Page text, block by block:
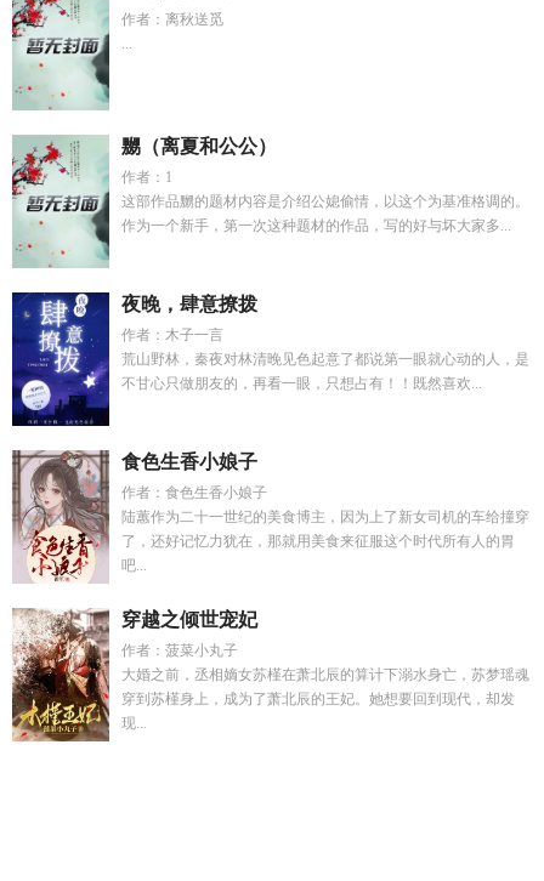
作者：离秋送觅
...
嬲（离夏和公公）
作者：1
这部作品嬲的题材内容是介绍公媳偷情，以这个为基准格调的。
作为一个新手，第一次这种题材的作品，写的好与坏大家多...
夜晚，肆意撩拨
作者：木子一言
荒山野林，秦夜对林清晚见色起意了都说第一眼就心动的人，是
不甘心只做朋友的，再看一眼，只想占有！！既然喜欢...
食色生香小娘子
作者：食色生香小娘子
陆蕙作为二十一世纪的美食博主，因为上了新女司机的车给撞穿
了，还好记忆力犹在，那就用美食来征服这个时代所有人的胃
吧...
穿越之倾世宠妃
作者：菠菜小丸子
大婚之前，丞相嫡女苏槿在萧北辰的算计下溺水身亡，苏梦瑶魂
穿到苏槿身上，成为了萧北辰的王妃。她想要回到现代，却发
现...